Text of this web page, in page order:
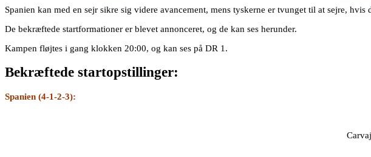
Spanien kan med en sejr sikre sig videre avancement, mens tyskerne er tvunget til at sejre,
De bekræftede startformationer er blevet annonceret, og de kan ses herunder.
Kampen fløjtes i gang klokken 20:00, og kan ses på DR 1.
Bekræftede startopstillinger:
Spanien (4-1-2-3):